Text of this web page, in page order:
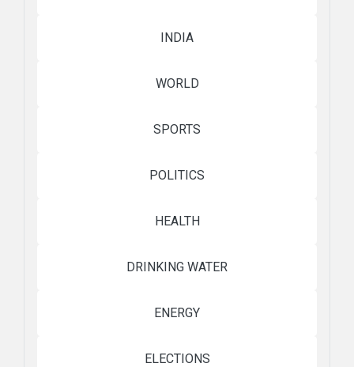
INDIA
WORLD
SPORTS
POLITICS
HEALTH
DRINKING WATER
ENERGY
ELECTIONS